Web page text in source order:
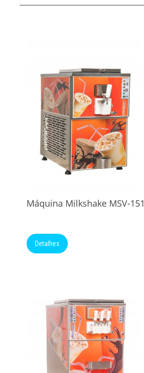
Máquina Milkshake MSV-151
Detalhes